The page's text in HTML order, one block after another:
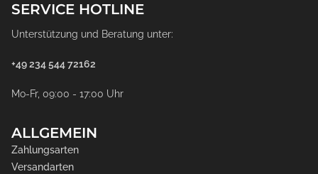
SERVICE HOTLINE
Unterstützung und Beratung unter:
+49 234 544 72162
Mo-Fr, 09:00 - 17:00 Uhr
ALLGEMEIN
Zahlungsarten
Versandarten